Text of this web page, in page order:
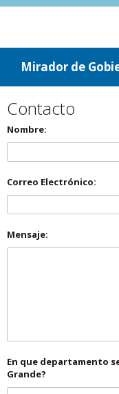
ir a contenido
ir al menú
Mirador de
Contacto
Nombre:
Correo Electrónico:
Mensaje:
En que departamento
Grande?